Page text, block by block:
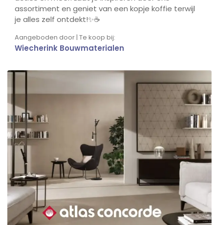
assortiment en geniet van een kopje koffie terwijl
je alles zelf ontdekt!✨☕️
Aangeboden door | Te koop bij:
Wiecherink Bouwmaterialen